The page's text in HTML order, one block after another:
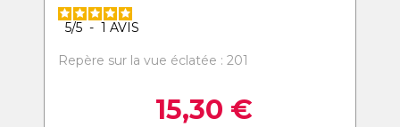
5/5 - 1 AVIS
Repère sur la vue éclatée : 201
15,30 €